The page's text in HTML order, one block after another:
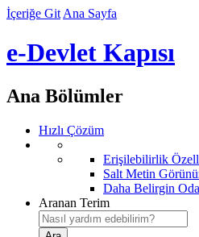
İçeriğe Git Ana Sayfa
e-Devlet Kapısı
Ana Bölümler
Hızlı Çözüm
Erişilebilirlik
Salt Metin
Daha Belirgin
Aranan Terim